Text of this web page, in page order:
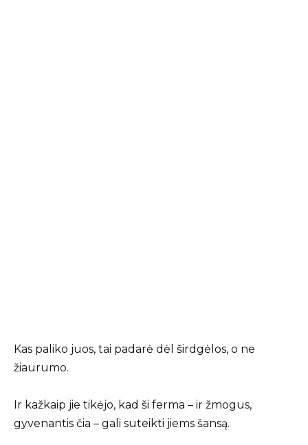
Kas paliko juos, tai padarė dėl širdgėlos, o ne
žiaurumo.
Ir kažkaip jie tikėjo, kad ši ferma – ir žmogus,
gyvenantis čia – gali suteikti jiems šansą.